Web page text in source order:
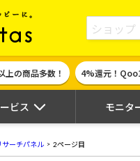
ポイント貯めて現金やギフ
上の商品多数！ 4%還元！
ビス モニタ
サーチパネル 2ページ目